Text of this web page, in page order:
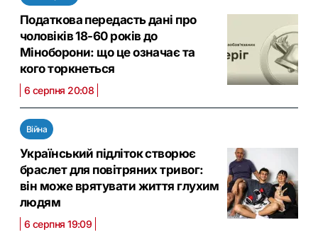
Податкова передасть дані про
чоловіків 18-60 років до
Міноборони: що це означає та
кого торкнеться
6 серпня 20:08
Війна
Український підліток створює
браслет для повітряних тривог:
він може врятувати життя глухим
людям
6 серпня 19:09